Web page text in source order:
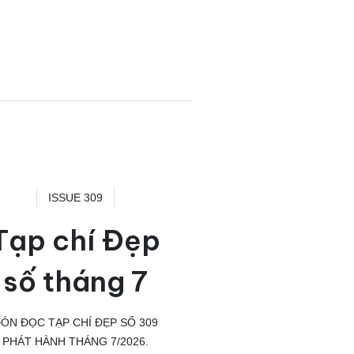
ISSUE 309
chí Đẹp
số tháng 7
ĐỌC TẠP CHÍ ĐẸP SỐ 309
PHÁT HÀNH THÁNG 7/2026.